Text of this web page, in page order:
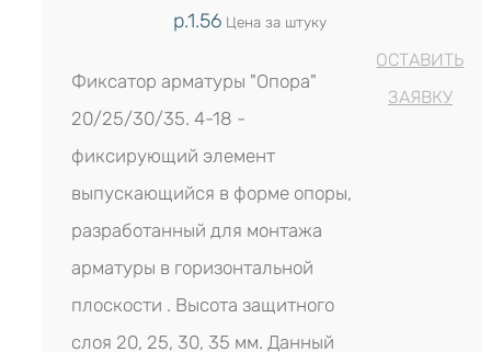
р.1.56 Цена за штуку
Фиксатор арматуры "Опора"
20/25/30/35. 4-18 -
фиксирующий элемент
выпускающийся в форме опоры,
разработанный для монтажа
арматуры в горизонтальной
плоскости . Высота защитного
слоя 20, 25, 30, 35 мм. Данный
ОСТАВИТЬ
ЗАЯВКУ